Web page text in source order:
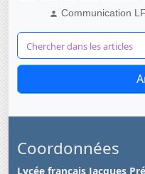
Communication
Coordonnées
Lycée français Jacques